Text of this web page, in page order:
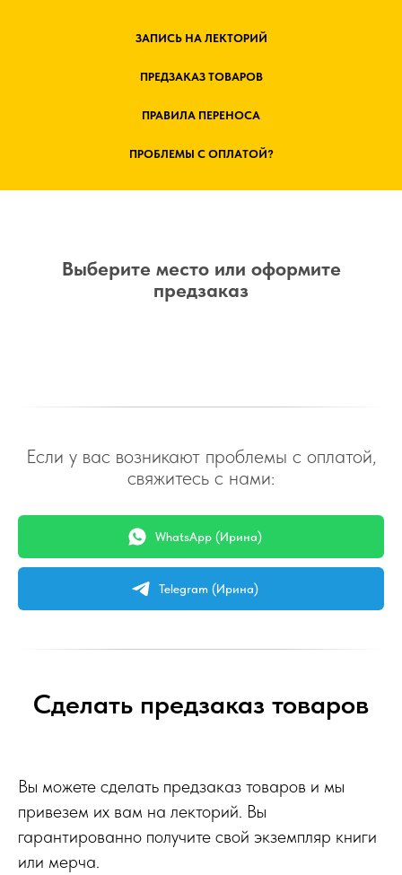
ЗАПИСЬ НА ЛЕКТОРИЙ
ПРЕДЗАКАЗ ТОВАРОВ
ПРАВИЛА ПЕРЕНОСА
ПРОБЛЕМЫ С ОПЛАТОЙ?
Выберите место или оформите
предзаказ
Если у вас возникают проблемы с оплатой,
свяжитесь с нами:
WhatsApp (Ирина)
Telegram (Ирина)
Сделать предзаказ товаров
Вы можете сделать предзаказ товаров и мы
привезем их вам на лекторий. Вы
гарантированно получите свой экземпляр книги
или мерча.